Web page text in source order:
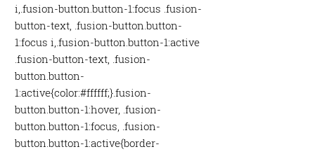
i,.fusion-button.button-1:focus .fusion-
button-text, .fusion-button.button-
1:focus i,.fusion-button.button-1:active
.fusion-button-text, .fusion-
button.button-
1:active{color:#ffffff;}.fusion-
button.button-1:hover, .fusion-
button.button-1:focus, .fusion-
button.button-1:active{border-